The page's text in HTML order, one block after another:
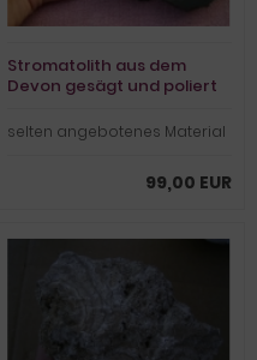
Stromatolith aus dem
Devon gesägt und poliert
selten angebotenes Material
99,00 EUR